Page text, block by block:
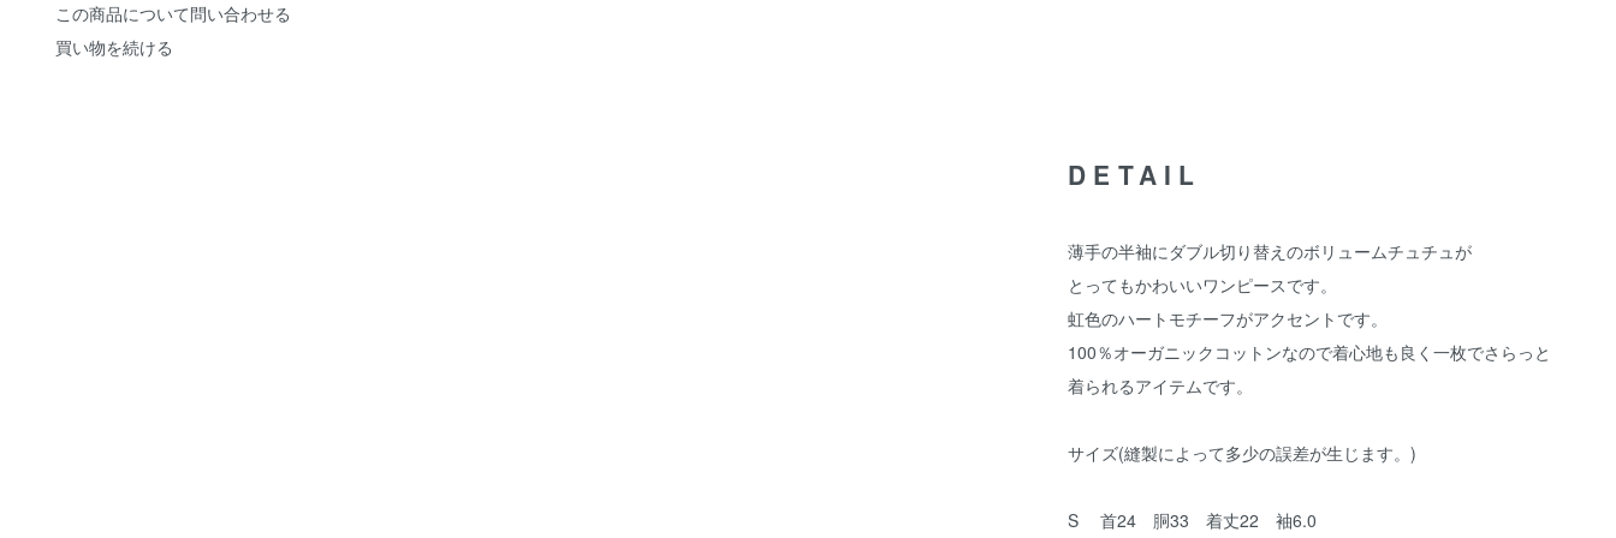
この商品について問い合わせる
買い物を続ける
DETAIL
薄手の半袖にダブル切り替えのボリュームチュチュが
とってもかわいいワンピースです。
虹色のハートモチーフがアクセントです。
100％オーガニックコットンなので着心地も良く一枚でさらっと
着られるアイテムです。
サイズ(縫製によって多少の誤差が生じます。)
S 首24 胴33 着丈22 袖6.0